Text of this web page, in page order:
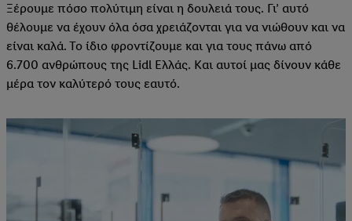
Ξέρουμε πόσο πολύτιμη είναι η δουλειά τους. Γι’ αυτό
θέλουμε να έχουν όλα όσα χρειάζονται για να νιώθουν και να
είναι καλά. Το ίδιο φροντίζουμε και για τους πάνω από
6.700 ανθρώπους της Lidl Eλλάς. Και αυτοί μας δίνουν κάθε
μέρα τον καλύτερό τους εαυτό.